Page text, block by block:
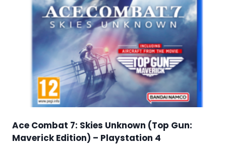
Ace Combat 7: Skies Unknown (Top Gun:
Maverick Edition) – Playstation 4